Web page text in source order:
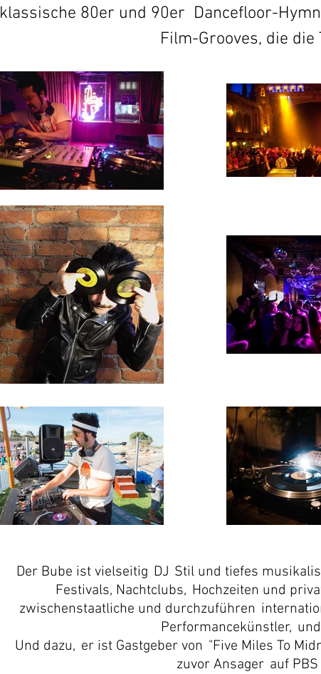
klassische 80er und 90er Dancefloor-
Film-Grooves, die die
Der Bube ist vielseitig DJ Stil und tiefes
Festivals, Nachtclubs, Hochzeiten und
zwischenstaatliche und durchzuführen
Performancekünstler,
Und dazu, er ist Gastgeber von "Five Miles To
zuvor Ansager auf